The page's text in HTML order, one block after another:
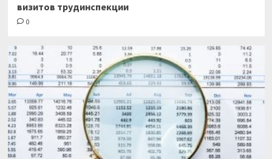
визитов трудинспекции
0